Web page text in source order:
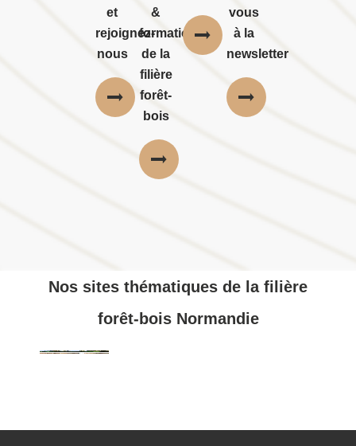
et
rejoignez-
nous
&
formations
de la
filière
forêt-
bois
vous
à la
newsletter
Nos sites thématiques de la filière
forêt-bois Normandie